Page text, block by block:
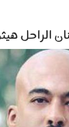
الراحل